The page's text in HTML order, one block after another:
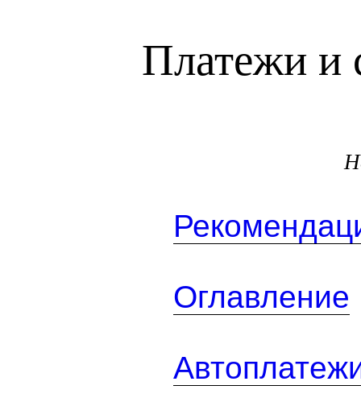
Платежи и
Оглавление